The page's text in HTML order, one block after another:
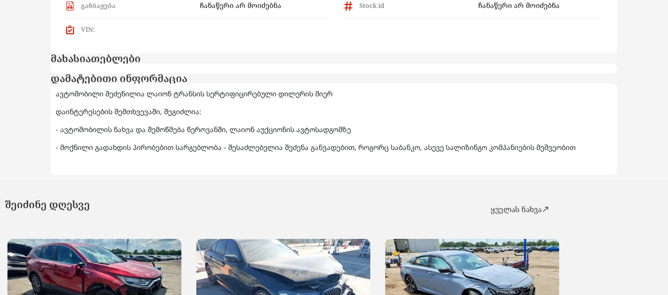
განბაჟება ჩანაწერი არ მოიძებნა Stock id ჩანაწერი არ მოიძებნა
VIN:
მახასიათებლები
დამატებითი ინფორმაცია
ავტომობილი შეძენილია ლაიონ ტრანსის სერტიფიცირებული დილერის მიერ
დაინტერესების შემთხვევაში, შეგიძლია:
- ავტომობილის ნახვა და შემოწმება წეროვანში, ლაიონ აუქციონის ავტოსადგომზე
- მოქნილი გადახდის პირობებით სარგებლობა - შესაძლებელია შეძენა განვადებით, როგორც საბანკო, ასევე სალიზინგო კომპანიების მეშვეობით
შეიძინე დღესვე ყველას ნახვა